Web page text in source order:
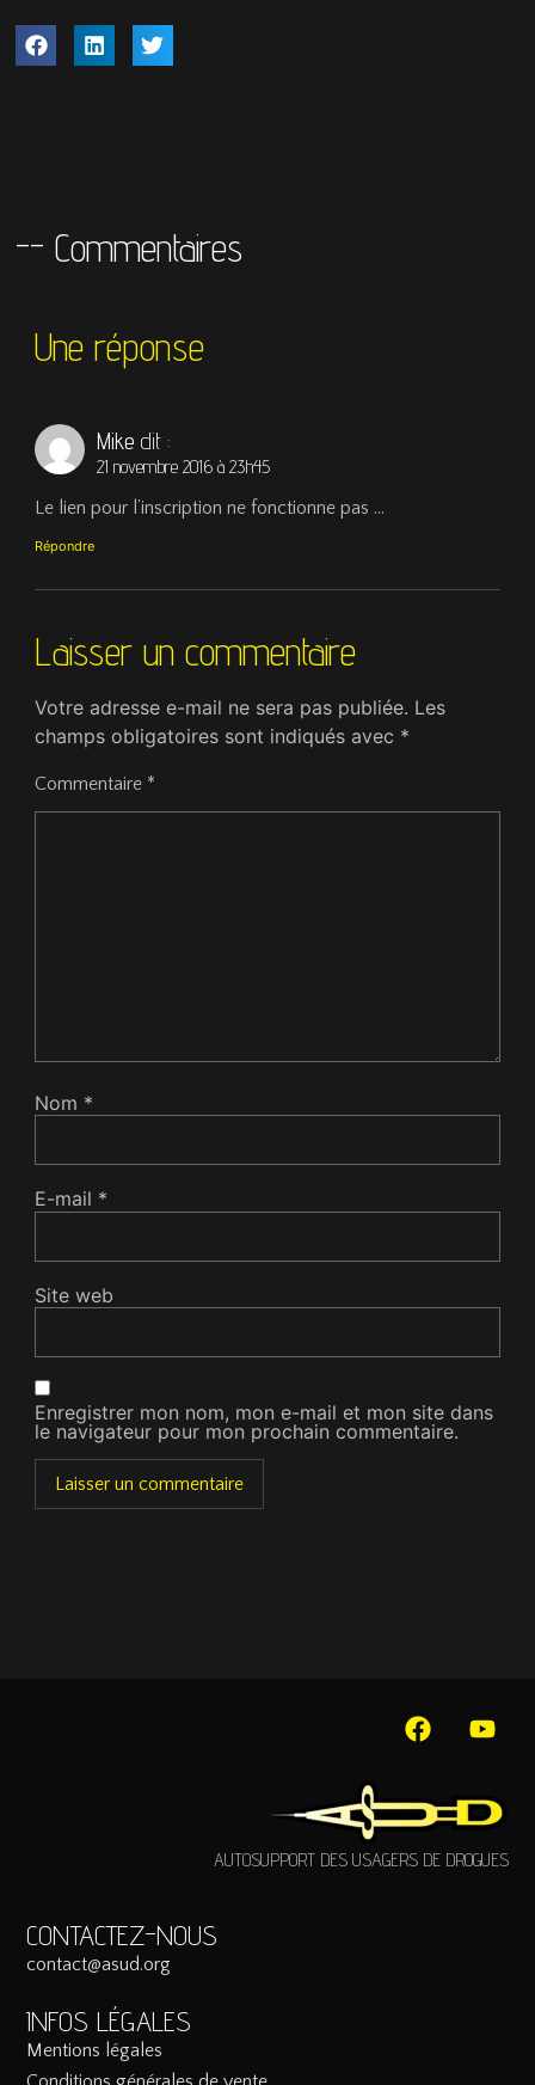
-- Commentaires
Une réponse
Mike dit :
21 novembre 2016 à 23h45
Le lien pour l’inscription ne fonctionne pas …
Répondre
Laisser un commentaire
Votre adresse e-mail ne sera pas publiée. Les
champs obligatoires sont indiqués avec *
Commentaire *
Nom *
E-mail *
Site web
Enregistrer mon nom, mon e-mail et mon site dans
le navigateur pour mon prochain commentaire.
AUTOSUPPORT DES USAGERS DE DROGUES
CONTACTEZ-NOUS
contact@asud.org
INFOS LÉGALES
Mentions légales